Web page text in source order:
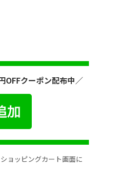
グレー
OFFクーポン配布中／
ョッピングカート画面に